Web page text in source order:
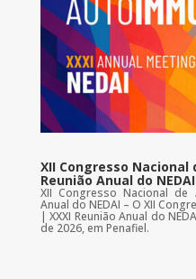
XII Congresso
Reunião Anual do NEDAI
XII Congresso Nacional de
Anual do NEDAI – O XII
| XXXI Reunião Anual do
de 2026, em Penafiel.